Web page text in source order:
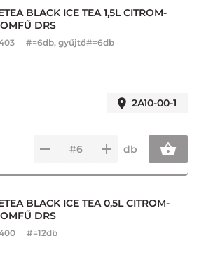
BLACK ICE TEA 1,5L CITROM-
DRS
#=6db, gyűjtő#=6db
2A10-00-1
db
BLACK ICE TEA 0,5L CITROM-
DRS
#=12db